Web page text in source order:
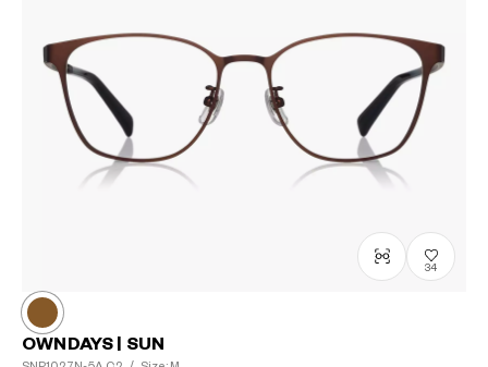
34
OWNDAYS | SUN